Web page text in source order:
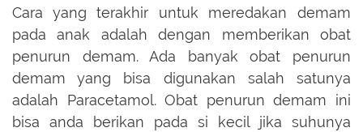
Cara yang terakhir untuk meredakan demam
pada anak adalah dengan memberikan obat
penurun demam. Ada banyak obat penurun
demam yang bisa digunakan salah satunya
adalah Paracetamol. Obat penurun demam ini
bisa anda berikan pada si kecil jika suhunya